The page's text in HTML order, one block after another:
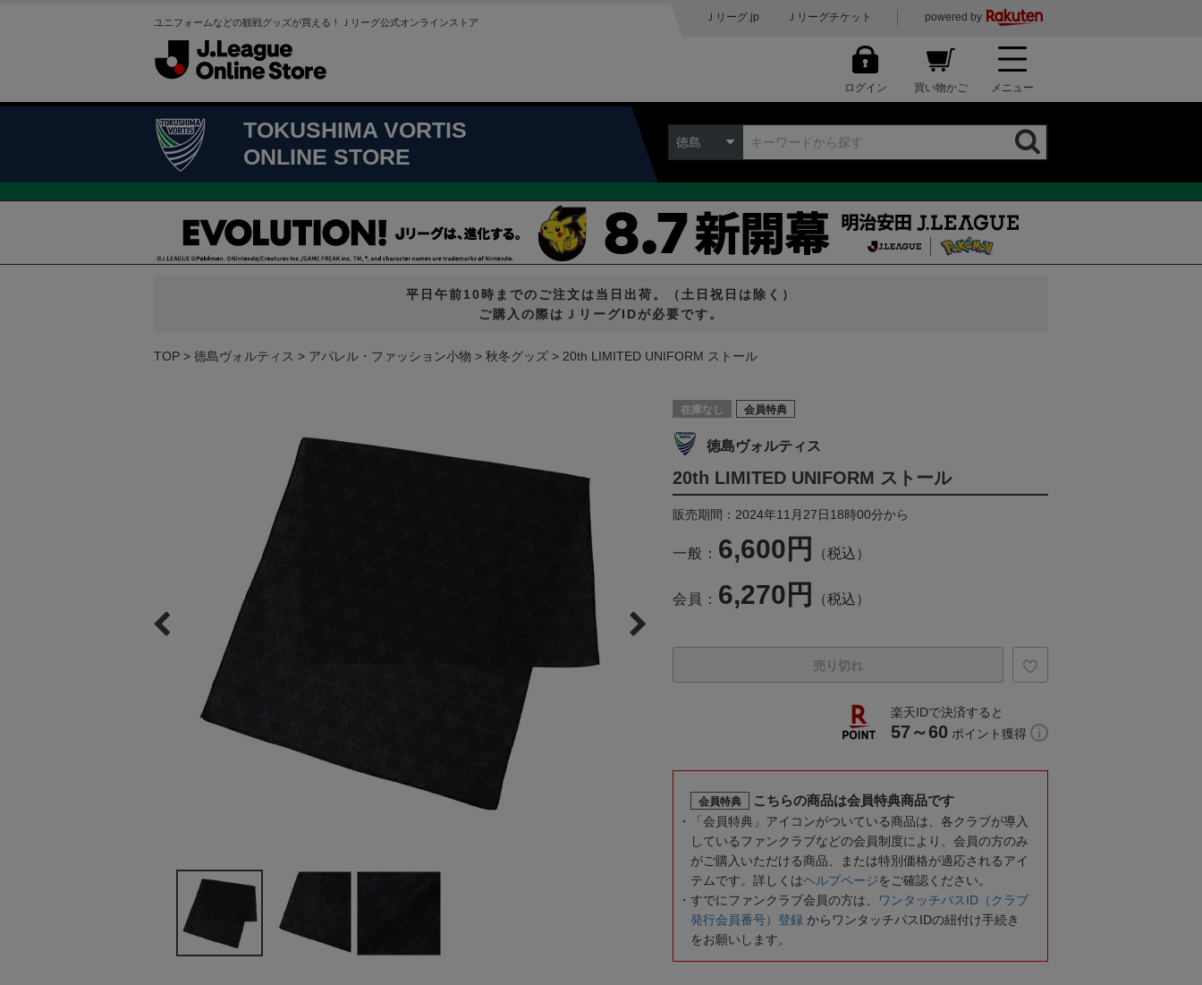
ユニフォームなどの観戦グッズが買える！Ｊリーグ公式オンラインストア Ｊリーグ.jp Ｊリーグチケット powered by
ログイン 買い物かご メニュー
TOKUSHIMA VORTIS
ONLINE STORE
徳島
平日午前10時までのご注文は当日出荷。（土日祝日は除く）
ご購入の際はＪリーグIDが必要です。
TOP 徳島ヴォルティス アパレル・ファッション小物 秋冬グッズ 20th LIMITED UNIFORM ストール
在庫なし 会員特典
徳島ヴォルティス
20th LIMITED UNIFORM ストール
販売期間：2024年11月27日18時00分から
一般： 6,600円 （税込）
会員： 6,270円 （税込）
売り切れ
楽天IDで決済すると
57～60 ポイント獲得
会員特典 こちらの商品は会員特典商品です
「会員特典」アイコンがついている商品は、各クラブが導入
しているファンクラブなどの会員制度により、会員の方のみ
がご購入いただける商品、または特別価格が適応されるアイ
テムです。詳しくはヘルプページをご確認ください。
すでにファンクラブ会員の方は、
ワンタッチパスID（クラブ
発行会員番号）登録 からワンタッチパスIDの紐付け手続き
をお願いします。